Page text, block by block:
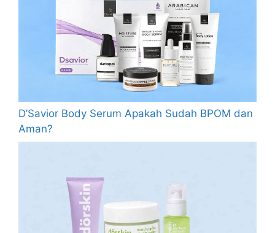
D’Savior Body Serum Apakah Sudah BPOM dan
Aman?